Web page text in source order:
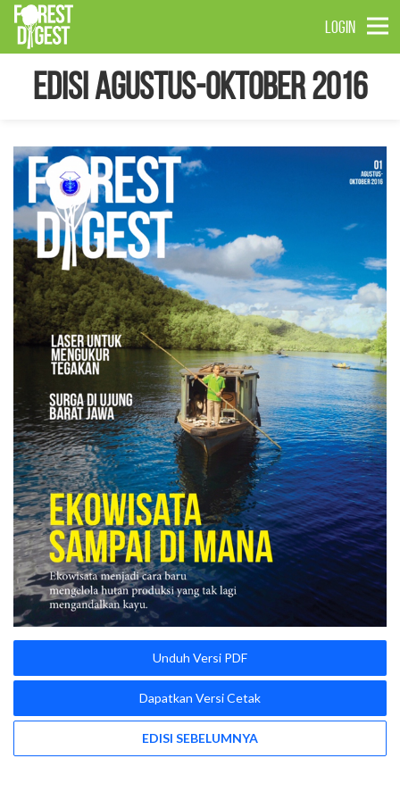
LOGIN
Edisi Agustus-Oktober 2016
Unduh Versi PDF
Dapatkan Versi Cetak
EDISI SEBELUMNYA